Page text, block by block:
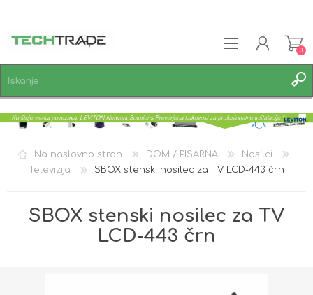
PRIJAVA
0
Na naslovno stran DOM / PISARNA
Nosilci
Televizija
SBOX stenski nosilec za TV LCD-443 črn
SBOX stenski nosilec za TV
LCD-443 črn